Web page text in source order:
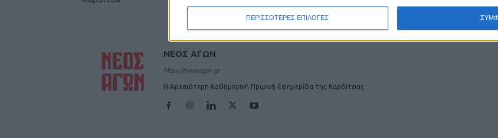
ΠΕΡΙΣΣΟΤΕΡΕΣ ΕΠΙΛΟΓΕΣ
ΝΕΟΣ ΑΓΩΝ
https://neosagon.gr
Η Αρχαιότερη Καθημερινή Πρωινή Εφημερίδα της Καρδίτσας